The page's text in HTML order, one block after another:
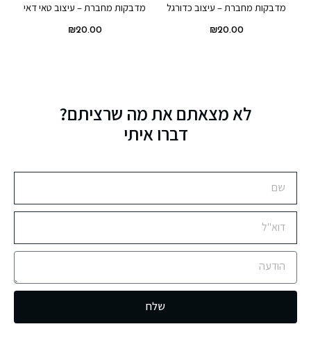
מדבקות מחברת – עיצוב כדורגל
₪20.00
מדבקות מחברת – עיצוב טאי דאי
₪20.00
לא מצאתם את מה שרציתם?
דברו איתי
שלח